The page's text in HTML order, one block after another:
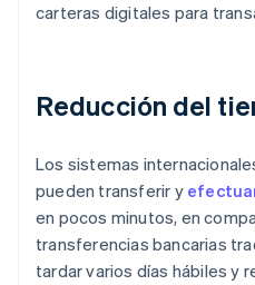
carteras digitales para
Reducción del
Los sistemas
pueden transferir y
en pocos minutos, en
transferencias bancarias
tardar varios días hábiles y